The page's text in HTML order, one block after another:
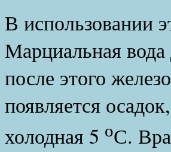
В использовании
Марциальная
после этого
появляется
холодная 5 оС.